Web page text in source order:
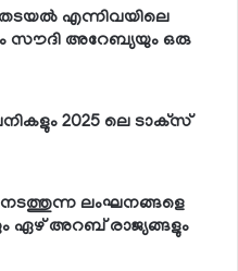
എന്നിവയിലെ
സൗദി അറേബ്യയും ഒരു
2025 ലെ ടാക്‌സ്
നടത്തുന്ന ലംഘനങ്ങളെ
ഏഴ് അറബ് രാജ്യങ്ങളും